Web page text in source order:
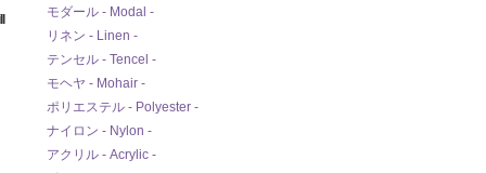
モダール - Modal -
リネン - Linen -
テンセル - Tencel -
モヘヤ - Mohair -
ポリエステル - Polyester -
ナイロン - Nylon -
アクリル - Acrylic -